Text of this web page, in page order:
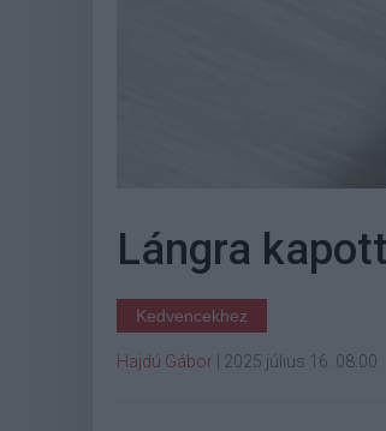
Lángra
Kedvencekhez
Hajdú Gábor 2025 július 16. 08:00